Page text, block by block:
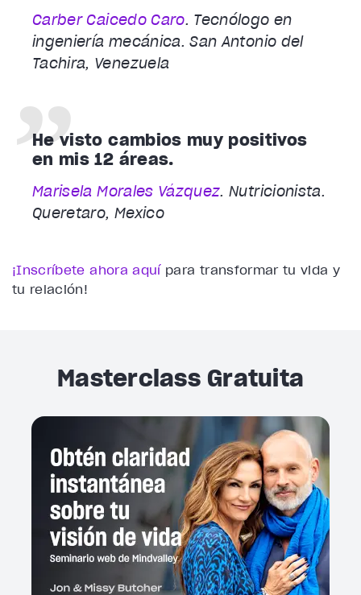
Carber Caicedo Caro. Tecnólogo en
ingeniería mecánica. San Antonio del
Tachira, Venezuela
He visto cambios muy positivos
en mis 12 áreas.
Marisela Morales Vázquez. Nutricionista.
Queretaro, Mexico
¡Inscríbete ahora aquípara transformar tu vida y
tu relación!
Masterclass Gratuita